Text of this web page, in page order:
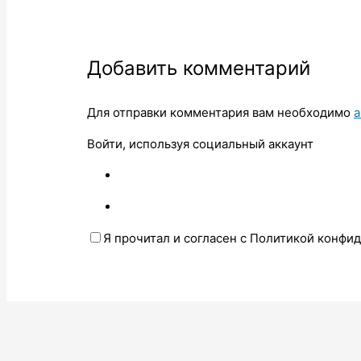
Добавить комментарий
Для отправки комментария вам необходимо
Войти, используя социальный аккаунт
Я прочитал и согласен с Политикой